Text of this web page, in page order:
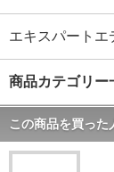
エキスパートエ
商品カテゴリー
この商品を買っ